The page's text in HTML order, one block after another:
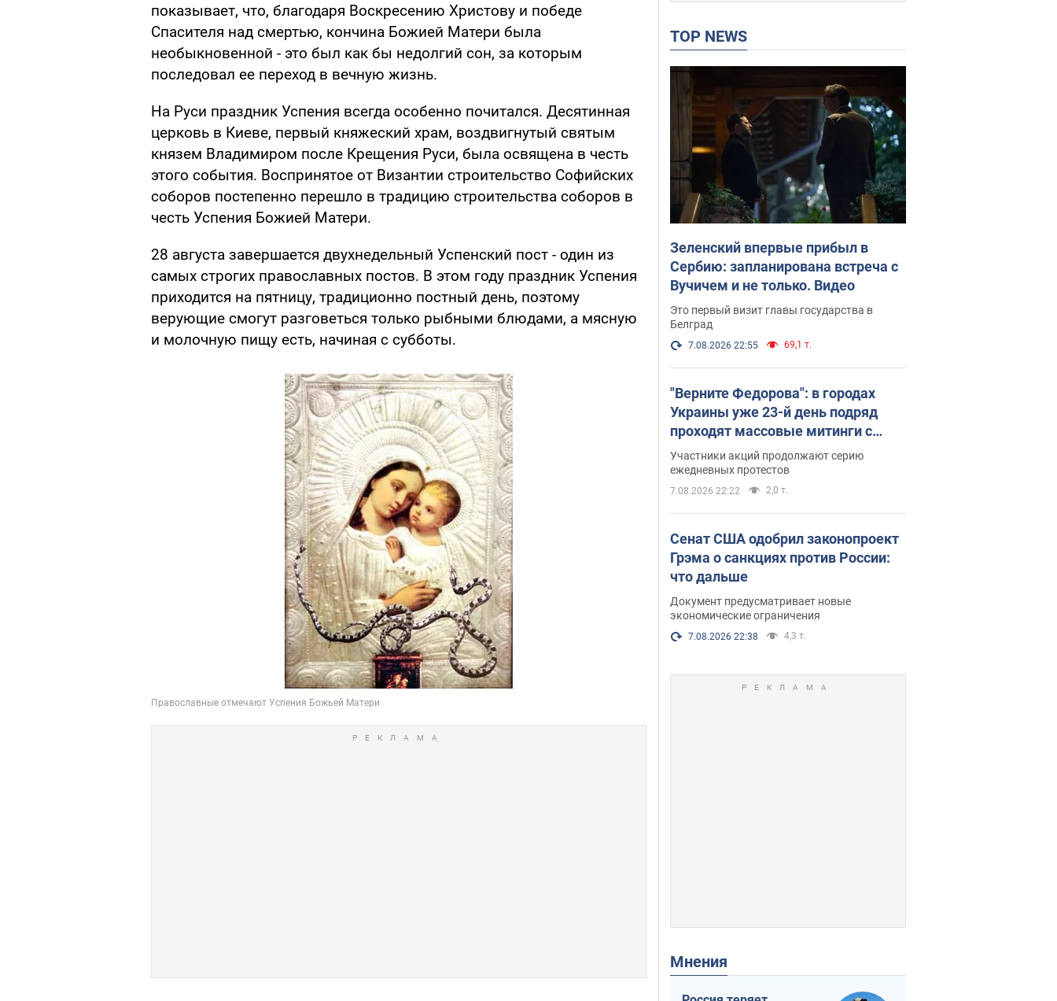
показывает, что, благодаря Воскресению Христову и победе
Спасителя над смертью, кончина Божией Матери была
необыкновенной - это был как бы недолгий сон, за которым
последовал ее переход в вечную жизнь.
На Руси праздник Успения всегда особенно почитался. Десятинная
церковь в Киеве, первый княжеский храм, воздвигнутый святым
князем Владимиром после Крещения Руси, была освящена в честь
этого события. Воспринятое от Византии строительство Софийских
соборов постепенно перешло в традицию строительства соборов в
честь Успения Божией Матери.
28 августа завершается двухнедельный Успенский пост - один из
самых строгих православных постов. В этом году праздник Успения
приходится на пятницу, традиционно постный день, поэтому
верующие смогут разговеться только рыбными блюдами, а мясную
и молочную пищу есть, начиная с субботы.
TOP NEWS
Зеленский впервые прибыл в
Сербию: запланирована встреча с
Вучичем и не только. Видео
Это первый визит главы государства в
Белград
7.08.2026 22:55 69,1 т.
"Верните Федорова": в городах
Украины уже 23-й день подряд
проходят массовые митинги с
плакатами. Фото и видео
Участники акций продолжают серию
ежедневных протестов
7.08.2026 22:22 2,0 т.
Сенат США одобрил законопроект
Грэма о санкциях против России:
что дальше
Документ предусматривает новые
экономические ограничения
7.08.2026 22:38 4,3 т.
Мнения